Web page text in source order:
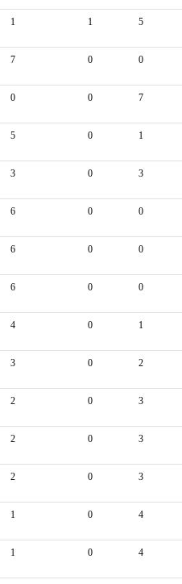
1 1 5
7 0 0
0 0 7
5 0 1
3 0 3
6 0 0
6 0 0
6 0 0
4 0 1
3 0 2
2 0 3
2 0 3
2 0 3
1 0 4
1 0 4